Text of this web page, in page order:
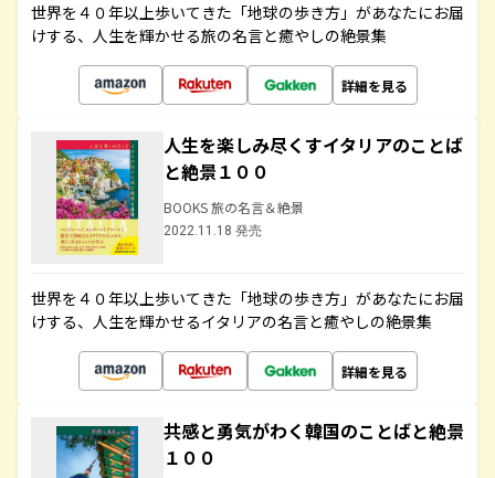
世界を４０年以上歩いてきた「地球の歩き方」があなたにお届
けする、人生を輝かせる旅の名言と癒やしの絶景集
詳細を見る
人生を楽しみ尽くすイタリアのことば
と絶景１００
BOOKS 旅の名言＆絶景
2022.11.18 発売
世界を４０年以上歩いてきた「地球の歩き方」があなたにお届
けする、人生を輝かせるイタリアの名言と癒やしの絶景集
詳細を見る
共感と勇気がわく韓国のことばと絶景
１００